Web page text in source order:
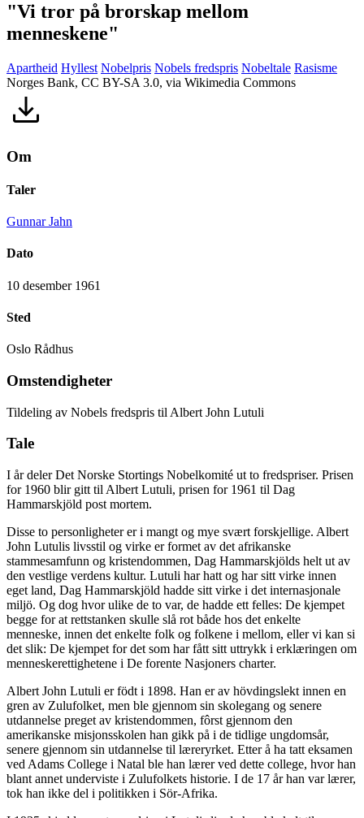
"Vi tror på brorskap mellom
menneskene"
Apartheid Hyllest Nobelpris Nobels fredspris Nobeltale Rasisme
Norges Bank, CC BY-SA 3.0, via Wikimedia Commons
Om
Taler
Gunnar Jahn
Dato
10 desember 1961
Sted
Oslo Rådhus
Omstendigheter
Tildeling av Nobels fredspris til Albert John Lutuli
Tale
I år deler Det Norske Stortings Nobelkomité ut to fredspriser. Prisen
for 1960 blir gitt til Albert Lutuli, prisen for 1961 til Dag
Hammarskjöld post mortem.
Disse to personligheter er i mangt og mye svært forskjellige. Albert
John Lutulis livsstil og virke er formet av det afrikanske
stammesamfunn og kristendommen, Dag Hammarskjölds helt ut av
den vestlige verdens kultur. Lutuli har hatt og har sitt virke innen
eget land, Dag Hammarskjöld hadde sitt virke i det internasjonale
miljö. Og dog hvor ulike de to var, de hadde ett felles: De kjempet
begge for at rettstanken skulle slå rot både hos det enkelte
menneske, innen det enkelte folk og folkene i mellom, eller vi kan si
det slik: De kjempet for det som har fått sitt uttrykk i erklæringen om
menneskerettighetene i De forente Nasjoners charter.
Albert John Lutuli er födt i 1898. Han er av hövdingslekt innen en
gren av Zulufolket, men ble gjennom sin skolegang og senere
utdannelse preget av kristendommen, fôrst gjennom den
amerikanske misjonsskolen han gikk på i de tidlige ungdomsår,
senere gjennom sin utdannelse til læreryrket. Etter å ha tatt eksamen
ved Adams College i Natal ble han lærer ved dette college, hvor han
blant annet underviste i Zulufolkets historie. I de 17 år han var lærer,
tok han ikke del i politikken i Sör-Afrika.